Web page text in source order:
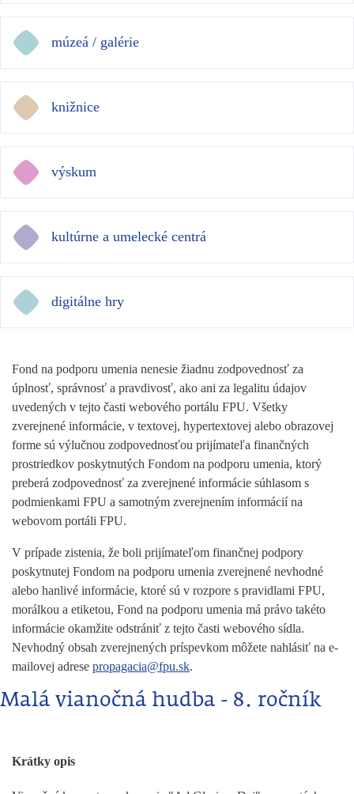
múzeá / galérie
knižnice
výskum
kultúrne a umelecké centrá
digitálne hry
Fond na podporu umenia nenesie žiadnu zodpovednosť za
úplnosť, správnosť a pravdivosť, ako ani za legalitu údajov
uvedených v tejto časti webového portálu FPU. Všetky
zverejnené informácie, v textovej, hypertextovej alebo obrazovej
forme sú výlučnou zodpovednosťou prijímateľa finančných
prostriedkov poskytnutých Fondom na podporu umenia, ktorý
preberá zodpovednosť za zverejnené informácie súhlasom s
podmienkami FPU a samotným zverejnením informácií na
webovom portáli FPU.
V prípade zistenia, že boli prijímateľom finančnej podpory
poskytnutej Fondom na podporu umenia zverejnené nevhodné
alebo hanlivé informácie, ktoré sú v rozpore s pravidlami FPU,
morálkou a etiketou, Fond na podporu umenia má právo takéto
informácie okamžite odstrániť z tejto časti webového sídla.
Nevhodný obsah zverejnených príspevkom môžete nahlásiť na e-
mailovej adrese propagacia@fpu.sk.
Malá vianočná hudba - 8. ročník
Krátky opis